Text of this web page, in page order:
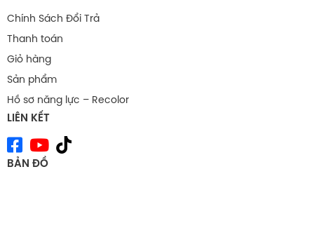
Chính Sách Đổi Trả
Thanh toán
Giỏ hàng
Sản phẩm
Hồ sơ năng lực – Recolor
LIÊN KẾT
BẢN ĐỒ